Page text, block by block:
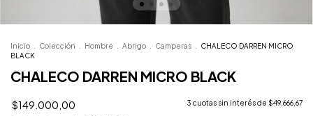
Inicio Colección Hombre Abrigo Camperas
CHALECO DARREN MICRO
BLACK
CHALECO DARREN MICRO BLACK
$149.000,00 3 cuotas sin interés de $49.666,67